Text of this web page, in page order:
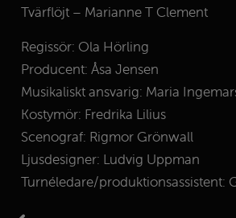
Tvärflöjt – Marianne T Clement
Regissör: Ola Hörling
Producent: Åsa Jensen
Musikaliskt ansvarig: Maria
Kostymör: Fredrika Lilius
Scenograf: Rigmor Grönwall
Ljusdesigner: Ludvig Uppman
Turnéledare/produktionsassistent: